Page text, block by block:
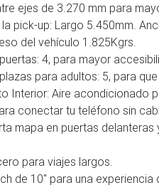
ejes de 3.270 mm para
pick-up: Largo 5.450mm.
del vehículo 1.825Kgrs.
4, para mayor
para adultos: 5, para
Interior: Aire acondicionado
conectar tu teléfono sin
mapa en puertas
para viajes largos.
de 10" para una experiencia